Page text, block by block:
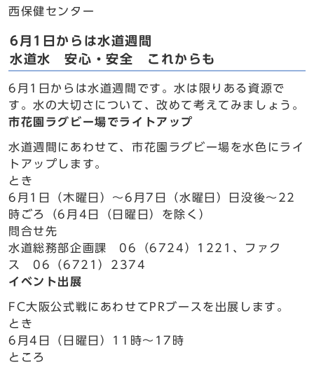
西保健センター
6月1日からは水道週間
水道水 安心・安全 これからも
6月1日からは水道週間です。水は限りある資源で
す。水の大切さについて、改めて考えてみましょう。
市花園ラグビー場でライトアップ
水道週間にあわせて、市花園ラグビー場を水色にライ
トアップします。
とき
6月1日（木曜日）～6月7日（水曜日）日没後～22
時ごろ（6月4日（日曜日）を除く）
問合せ先
水道総務部企画課 06（6724）1221、ファク
ス 06（6721）2374
イベント出展
FC大阪公式戦にあわせてPRブースを出展します。
とき
6月4日（日曜日）11時～17時
ところ